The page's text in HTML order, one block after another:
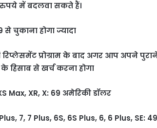
में बदलवा सकते हैं।
से चुकाना होगा ज्यादा
रिप्लेसमेंट प्रोग्राम के बाद अगर आप अपने
के हिसाब से खर्च करना होगा
Max, XR, X: 69 अमेरिकी डॉलर
7, 7 Plus, 6S, 6S Plus, 6, 6 Plus, SE: